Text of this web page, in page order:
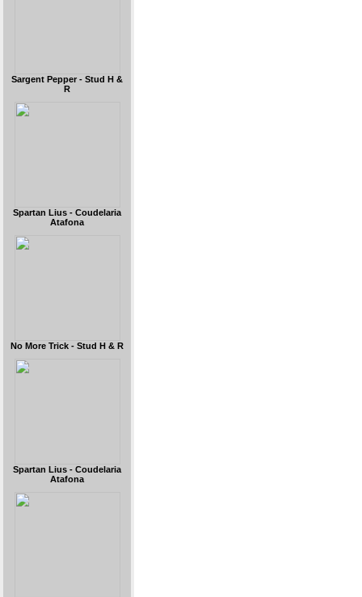
Sargent Pepper - Stud H &
R
Spartan Lius - Coudelaria
Atafona
No More Trick - Stud H & R
Spartan Lius - Coudelaria
Atafona